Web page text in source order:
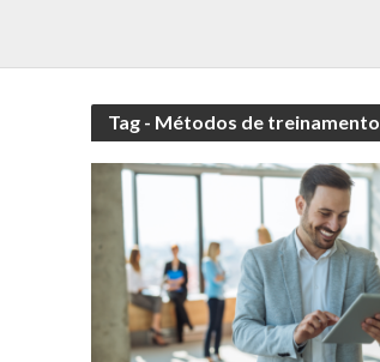
Tag - Métodos de treinamento